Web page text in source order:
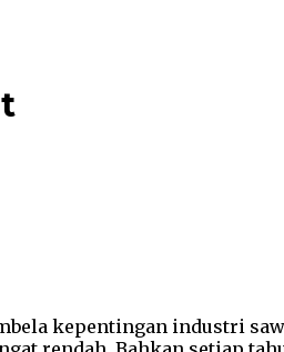
kepentingan industri